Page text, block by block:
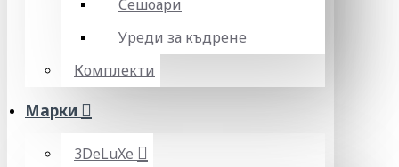
Сешоари
Уреди за къдрене
Комплекти
Марки
3DeLuXe